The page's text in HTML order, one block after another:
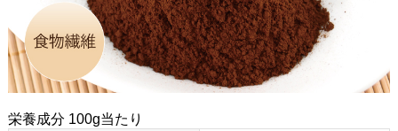
栄養成分 100g当たり